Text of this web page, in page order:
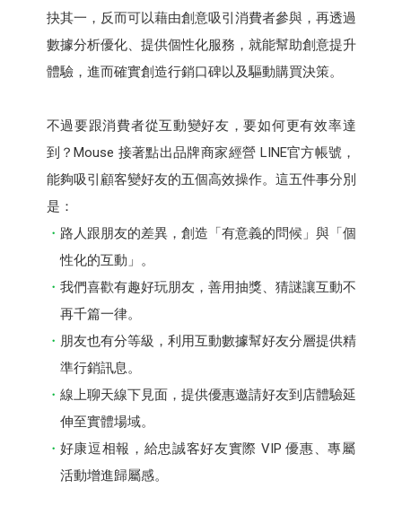
抉其一，反而可以藉由創意吸引消費者參與，再透過
數據分析優化、提供個性化服務，就能幫助創意提升
體驗，進而確實創造行銷口碑以及驅動購買決策。
不過要跟消費者從互動變好友，要如何更有效率達
到？Mouse 接著點出品牌商家經營 LINE官方帳號，
能夠吸引顧客變好友的五個高效操作。這五件事分別
是：
路人跟朋友的差異，創造「有意義的問候」與「個
性化的互動」。
我們喜歡有趣好玩朋友，善用抽獎、猜謎讓互動不
再千篇一律。
朋友也有分等級，利用互動數據幫好友分層提供精
準行銷訊息。
線上聊天線下見面，提供優惠邀請好友到店體驗延
伸至實體場域。
好康逗相報，給忠誠客好友實際 VIP 優惠、專屬
活動增進歸屬感。